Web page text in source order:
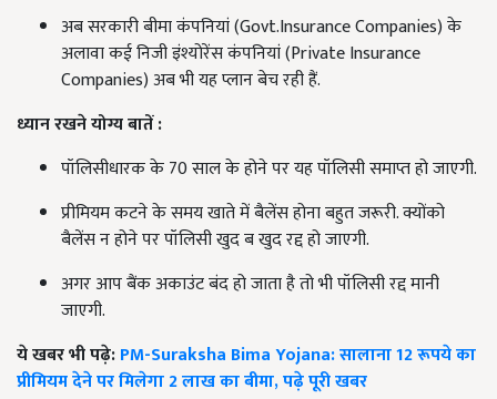
अब सरकारी बीमा कंपनियां (Govt.Insurance Companies) के
अलावा कई निजी इंश्योरेंस कंपनियां (Private Insurance
Companies) अब भी यह प्लान बेच रही हैं.
ध्यान रखने योग्य बातें :
पॉलिसीधारक के 70 साल के होने पर यह पॉलिसी समाप्त हो जाएगी.
प्रीमियम कटने के समय खाते में बैलेंस होना बहुत जरूरी. क्योंको
बैलेंस न होने पर पॉलिसी खुद ब खुद रद्द हो जाएगी.
अगर आप बैंक अकाउंट बंद हो जाता है तो भी पॉलिसी रद्द मानी
जाएगी.
ये खबर भी पढ़े:PM-Suraksha Bima Yojana: सालाना 12 रूपये का
प्रीमियम देने पर मिलेगा 2 लाख का बीमा, पढ़े पूरी खबर